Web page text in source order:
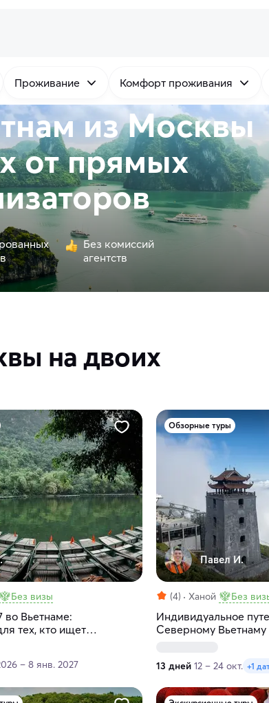
Проживание Комфорт проживания
из Москвы
отпрямых
Без комиссий
агентств
на двоих
Без визы
во Вьетнаме:
тех, кто ищет
– 8 янв. 2027
Обзорные туры
Павел И.
(4) Ханой Без
Индивидуальное
Северному Вьетнаму
13 дней 12 – 24 окт. +1